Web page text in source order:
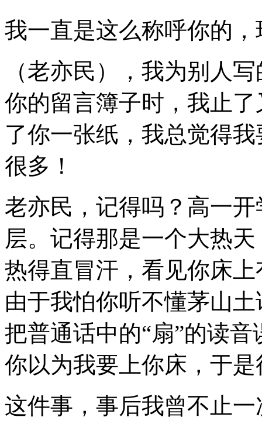
我一直是这么称呼你的
（老亦民），我为别人
你的留言簿子时，我止
了你一张纸，我总觉得
很多！
老亦民，记得吗？高一
层。记得那是一个大热
热得直冒汗，看见你床
由于我怕你听不懂茅山
把普通话中的“扇”的读
你以为我要上你床，于
这件事，事后我曾不止